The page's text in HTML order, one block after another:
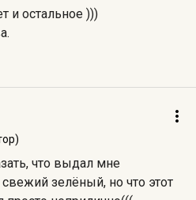
и остальное )))
что выдал мне
зелёный, но что этот